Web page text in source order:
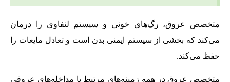
متخصص عروق، رگ‌های خونی و سیستم لنفاوی را درمان
می‌کند که بخشی از سیستم ایمنی بدن است و تعادل مایعات را
حفظ می‌کند.
متخصص عروق در همه زمینه‌های مرتبط با مداخله‌های عروقی